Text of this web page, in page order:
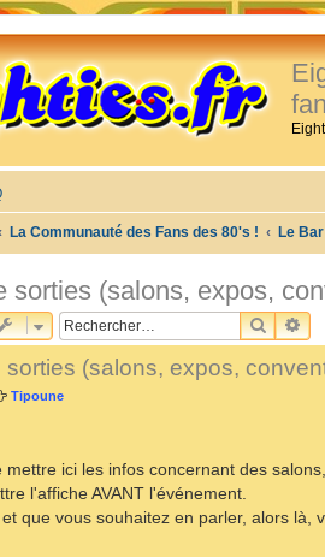
La Communauté des Fans des 80's ! Le
sorties (salons, expos,
sorties (salons, expos,
Tipoune
mettre ici les infos concernant des
l'affiche AVANT l'événement.
que vous souhaitez en parler, alors